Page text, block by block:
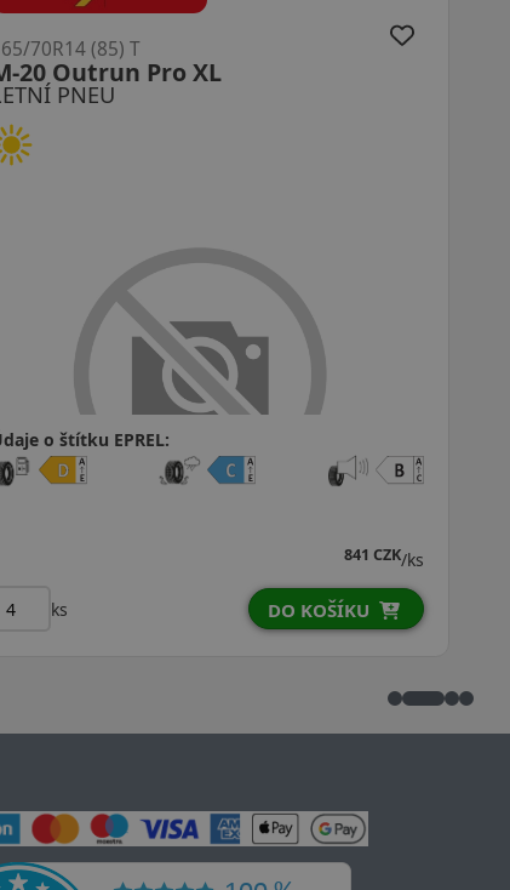
LETNÍ PNEU
OK61
165/70R14 (81) T
Údaje o štítku EPREL:
980 CZK
DO KOŠÍKU